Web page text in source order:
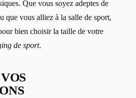
Que vous soyez adeptes de
que vous alliez à la salle de sport,
bien choisir la taille de votre
de sport.